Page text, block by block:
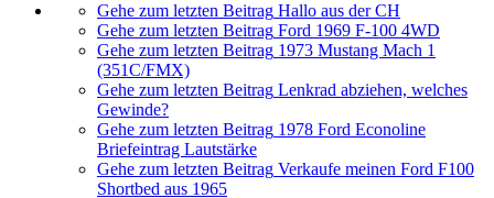
Gehe zum letzten Beitrag Hallo aus der CH
Gehe zum letzten Beitrag Ford 1969 F-100 4WD
Gehe zum letzten Beitrag 1973 Mustang Mach 1
(351C/FMX)
Gehe zum letzten Beitrag Lenkrad abziehen, welches
Gewinde?
Gehe zum letzten Beitrag 1978 Ford Econoline
Briefeintrag Lautstärke
Gehe zum letzten Beitrag Verkaufe meinen Ford F100
Shortbed aus 1965